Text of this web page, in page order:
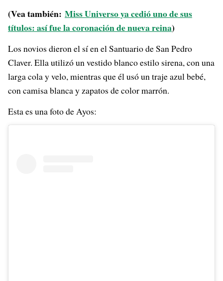
(Vea también: Miss Universo ya cedió uno de sus
títulos: así fue la coronación de nueva reina)
Los novios dieron el sí en el Santuario de San Pedro
Claver. Ella utilizó un vestido blanco estilo sirena, con una
larga cola y velo, mientras que él usó un traje azul bebé,
con camisa blanca y zapatos de color marrón.
Esta es una foto de Ayos: